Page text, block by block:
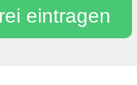
eintragen